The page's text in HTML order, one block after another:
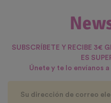
SUBSCRÍBETE Y RECIBE 3€
ES
Únete y te lo envíanos